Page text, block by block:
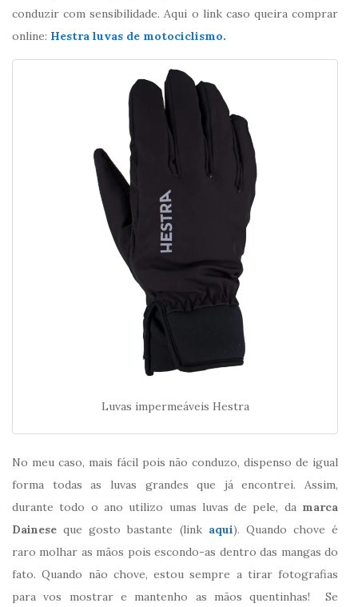
conduzir com sensibilidade. Aqui o link caso queira comprar
online: Hestra luvas de motociclismo.
Luvas impermeáveis Hestra
No meu caso, mais fácil pois não conduzo, dispenso de igual
forma todas as luvas grandes que já encontrei. Assim,
durante todo o ano utilizo umas luvas de pele, da marca
Dainese que gosto bastante (link aqui). Quando chove é
raro molhar as mãos pois escondo-as dentro das mangas do
fato. Quando não chove, estou sempre a tirar fotografias
para vos mostrar e mantenho as mãos quentinhas! Se